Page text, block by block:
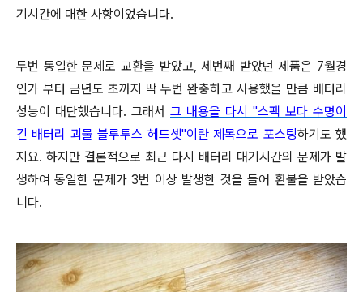
기시간에 대한 사항이었습니다.
두번 동일한 문제로 교환을 받았고, 세번째 받았던 제품은 7월경
인가 부터 금년도 초까지 딱 두번 완충하고 사용했을 만큼 배터리
성능이 대단했습니다. 그래서 그 내용을 다시 "스팩 보다 수명이
긴 배터리 괴물 블루투스 헤드셋"이란 제목으로 포스팅하기도 했
지요. 하지만 결론적으로 최근 다시 배터리 대기시간의 문제가 발
생하여 동일한 문제가 3번 이상 발생한 것을 들어 환불을 받았습
니다.